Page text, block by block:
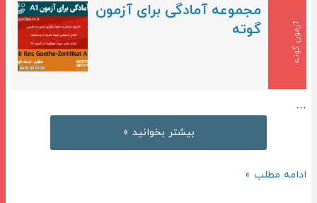
آزمون گوته
مجموعه آمادگی برای آزمون
گوته
…
آموزش
حروف
بیشتر بخوانید »
آموزش
ادامه مطلب »